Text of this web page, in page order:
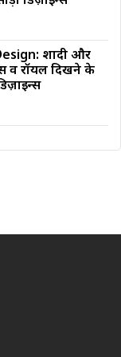
शादी और
व रॉयल दिखने के